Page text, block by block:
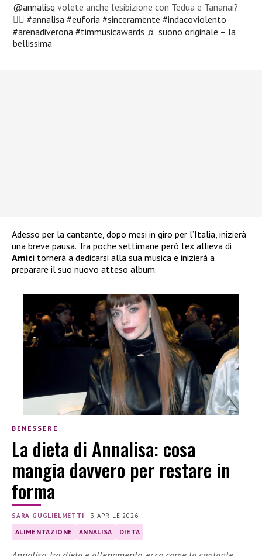
@annalisq volete anche l’esibizione con Tedua e Tananai?
❤️‍🔥#annalisa #euforia #sinceramente #indacoviolento
#arenadiverona #timmusicawards ♬ suono originale – la
bellissima
Adesso per la cantante, dopo mesi in giro per l’Italia, inizierà
una breve pausa. Tra poche settimane però l’ex allieva di
Amici tornerà a dedicarsi alla sua musica e inizierà a
preparare il suo nuovo atteso album.
BENESSERE
La dieta di Annalisa: cosa
mangia davvero per restare in
forma
SARA GUGLIELMETTI |3 APRILE 2026
ALIMENTAZIONE ANNALISA DIETA